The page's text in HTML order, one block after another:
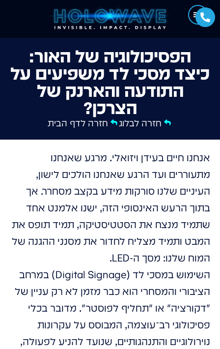
הפסיכולוגיה של האור:
כיצד מסכי לד משפיעים על
התודעה והארנק של
הצרכן?
חזרה לבלוג חזרה לדף הבית
אנחנו חיים בעידן ויזואלי. מרגע שאנחנו
מתעוררים ועד הרגע שאנחנו הולכים לישון,
העיניים שלנו סורקות מידע בקצב מסחרר. אך
בתוך הרעש האינסופי הזה, ישנו אלמנט אחד
שתמיד מנצח את הסטטיסטיקה, תמיד תופס את
המבט ותמיד מצליח לחדור את מסנני ההגנה של
המוח שלנו: מסך ה-LED.
השימוש במסכי לד (Digital Signage) במרחב
הציבורי והמסחרי הוא כבר מזמן לא רק עניין של
"דקורציה" או "תחליף לפוסטר". מדובר בכלי
פסיכולוגי רב־עוצמה, המבוסס על עקרונות
נוירולוגיים והתנהגותיים, שנועד להניע לפעולה,